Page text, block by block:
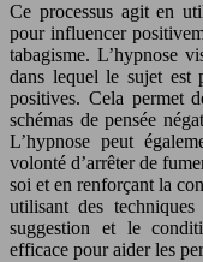
Ce processus agit en
pour influencer
tabagisme. L’hypnose
dans lequel le sujet est
positives. Cela permet
schémas de pensée
L’hypnose peut
volonté d’arrêter de
soi et en renforçant la
utilisant des
suggestion et le
efficace pour aider les